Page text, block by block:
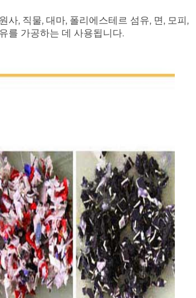
사, 직물, 대마, 폴리에스테르 섬유, 면, 모피,
를 가공하는 데 사용됩니다.